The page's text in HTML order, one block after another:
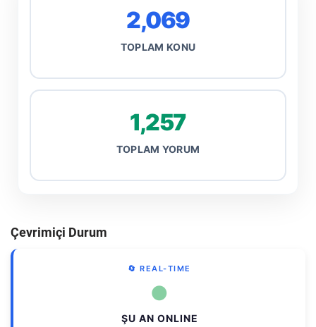
2,069
TOPLAM KONU
1,257
TOPLAM YORUM
Çevrimiçi Durum
🔄 REAL-TIME
●
ŞU AN ONLINE